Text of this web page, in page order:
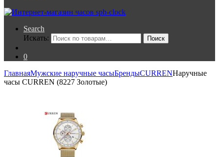
Search
Искать:
Поиск
0
ГлавнаяМужские наручные часыБрендыCURRENНаручные
часы CURREN (8227 Золотые)